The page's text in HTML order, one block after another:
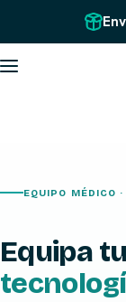
Saltar al
EQUIPO MÉDICO
Equipa